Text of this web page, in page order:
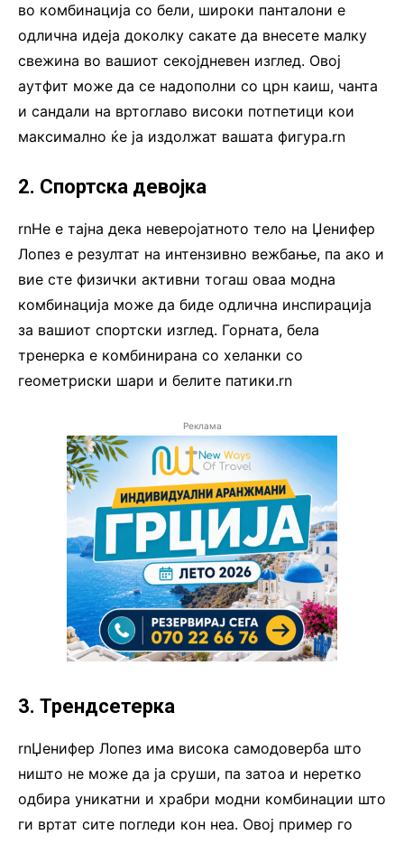
во комбинација со бели, широки панталони е
одлична идеја доколку сакате да внесете малку
свежина во вашиот секојдневен изглед. Овој
аутфит може да се надополни со црн каиш, чанта
и сандали на вртоглаво високи потпетици кои
максимално ќе ја издолжат вашата фигура.rn
2. Спортска девојка
rnНе е тајна дека неверојатното тело на Џенифер
Лопез е резултат на интензивно вежбање, па ако и
вие сте физички активни тогаш оваа модна
комбинација може да биде одлична инспирација
за вашиот спортски изглед. Горната, бела
тренерка е комбинирана со хеланки со
геометриски шари и белите патики.rn
Реклама
3. Трендсетерка
rnЏенифер Лопез има висока самодоверба што
ништо не може да ја сруши, па затоа и неретко
одбира уникатни и храбри модни комбинации што
ги вртат сите погледи кон неа. Овој пример го